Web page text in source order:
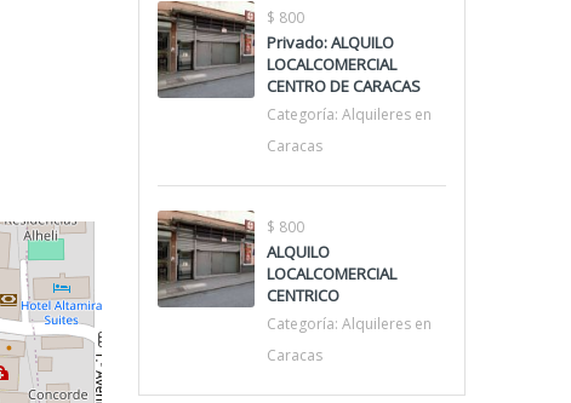
$ 800
Privado: ALQUILO
LOCALCOMERCIAL
CENTRO DE CARACAS
Categoría: Alquileres en
Caracas
$ 800
ALQUILO
LOCALCOMERCIAL
CENTRICO
Categoría: Alquileres en
Caracas